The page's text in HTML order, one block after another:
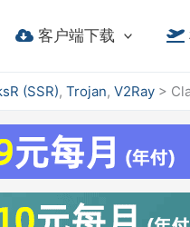
客户端下载
(SSR), Trojan, V2Ray >